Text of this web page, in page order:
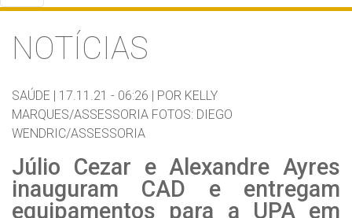
NOTÍCIAS
SAÚDE | 17.11.21 - 06:26 | POR KELLY
MARQUES/ASSESSORIA FOTOS: DIEGO
WENDRIC/ASSESSORIA
Júlio Cezar e Alexandre Ayres
inauguram CAD e entregam
equipamentos para a UPA em